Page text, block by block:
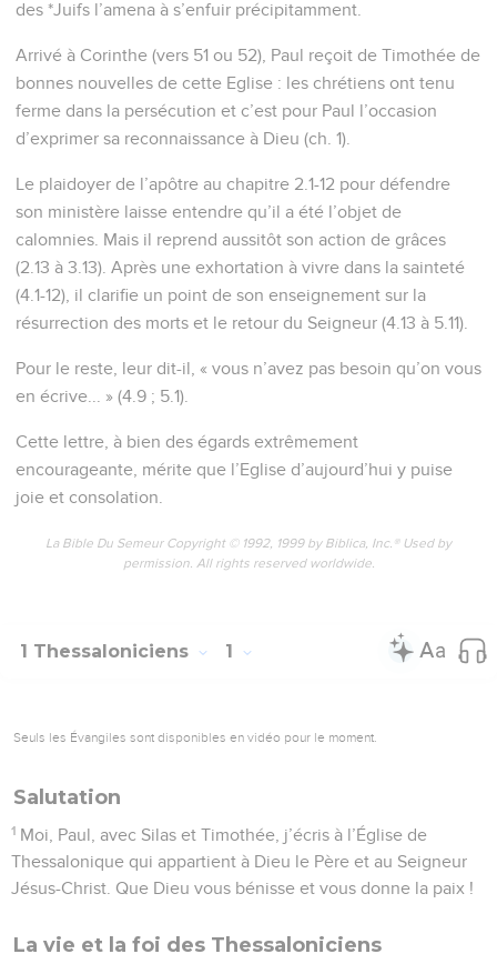
des *Juifs l’amena à s’enfuir précipitamment.
Arrivé à Corinthe (vers 51 ou 52), Paul reçoit de Timothée de
bonnes nouvelles de cette Eglise : les chrétiens ont tenu
ferme dans la persécution et c’est pour Paul l’occasion
d’exprimer sa reconnaissance à Dieu (ch. 1).
Le plaidoyer de l’apôtre au chapitre 2.1-12 pour défendre
son ministère laisse entendre qu’il a été l’objet de
calomnies. Mais il reprend aussitôt son action de grâces
(2.13 à 3.13). Après une exhortation à vivre dans la sainteté
(4.1-12), il clarifie un point de son enseignement sur la
résurrection des morts et le retour du Seigneur (4.13 à 5.11).
Pour le reste, leur dit-il, « vous n’avez pas besoin qu’on vous
en écrive... » (4.9 ; 5.1).
Cette lettre, à bien des égards extrêmement
encourageante, mérite que l’Eglise d’aujourd’hui y puise
joie et consolation.
La Bible Du Semeur Copyright © 1992, 1999 by Biblica, Inc.® Used by
permission. All rights reserved worldwide.
1 Thessaloniciens 1
Seuls les Évangiles sont disponibles en vidéo pour le moment.
Salutation
1 Moi, Paul, avec Silas et Timothée, j’écris à l’Église de
Thessalonique qui appartient à Dieu le Père et au Seigneur
Jésus-Christ. Que Dieu vous bénisse et vous donne la paix !
La vie et la foi des Thessaloniciens